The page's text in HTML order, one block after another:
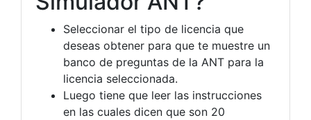
Seleccionar el tipo de licencia que
deseas obtener para que te muestre un
banco de preguntas de la ANT para la
licencia seleccionada.
Luego tiene que leer las instrucciones
en las cuales dicen que son 20